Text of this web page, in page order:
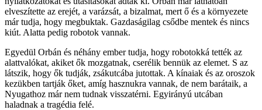
elveszítette az erejét, a varázsát, a bizalmat, mert ő és a környezete
már tudja, hogy megbuktak. Gazdaságilag csődbe mentek és nincs
kiút. Alatta pedig robotok vannak.
Egyedül Orbán és néhány ember tudja, hogy robotokká tették az
alattvalókat, akiket ők mozgatnak, cserélik bennük az elemet. S az
látszik, hogy ők tudják, zsákutcába jutottak. A kínaiak és az oroszok
kezükben tartják őket, amíg hasznukra vannak, de nem barátaik, a
Nyugathoz már nem tudnak visszatérni. Egyirányú utcában
haladnak a tragédia felé.